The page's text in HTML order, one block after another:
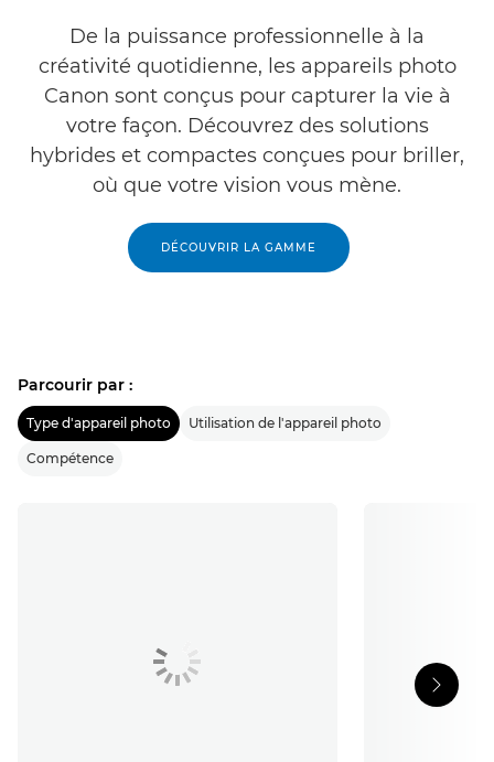
De la puissance professionnelle à la
créativité quotidienne, les appareils photo
Canon sont conçus pour capturer la vie à
votre façon. Découvrez des solutions
hybrides et compactes conçues pour briller,
où que votre vision vous mène.
DÉCOUVRIR LA GAMME
Parcourir par :
Type d'appareil photo Utilisation de l'appareil photo
Compétence